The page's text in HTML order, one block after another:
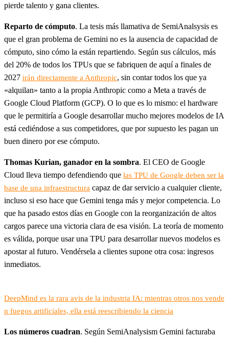
pierde talento y gana clientes.
Reparto de cómputo. La tesis más llamativa de SemiAnalsysis es
que el gran problema de Gemini no es la ausencia de capacidad de
cómputo, sino cómo la están repartiendo. Según sus cálculos, más
del 20% de todos los TPUs que se fabriquen de aquí a finales de
2027 irán directamente a Anthropic, sin contar todos los que ya
«alquilan» tanto a la propia Anthropic como a Meta a través de
Google Cloud Platform (GCP). O lo que es lo mismo: el hardware
que le permitiría a Google desarrollar mucho mejores modelos de IA
está cediéndose a sus competidores, que por supuesto les pagan un
buen dinero por ese cómputo.
Thomas Kurian, ganador en la sombra. El CEO de Google
Cloud lleva tiempo defendiendo que las TPU de Google deben ser la
base de una infraestructura capaz de dar servicio a cualquier cliente,
incluso si eso hace que Gemini tenga más y mejor competencia. Lo
que ha pasado estos días en Google con la reorganización de altos
cargos parece una victoria clara de esa visión. La teoría de momento
es válida, porque usar una TPU para desarrollar nuevos modelos es
apostar al futuro. Vendérsela a clientes supone otra cosa: ingresos
inmediatos.
DeepMind es la rara avis de la industria IA: mientras otros nos vende
n fuegos artificiales, ella está reescribiendo la ciencia
Los números cuadran. Según SemiAnalysism Gemini facturaba